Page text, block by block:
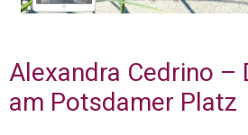
Alexandra Cedrino –
am Potsdamer Platz